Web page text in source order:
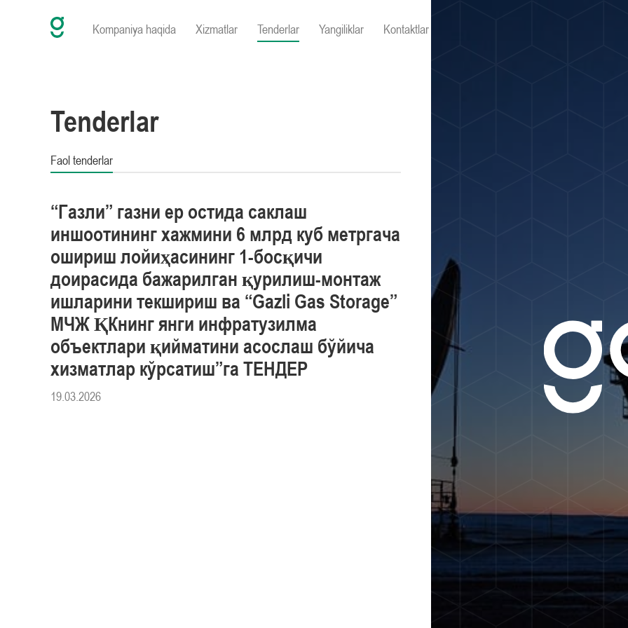
Kompaniya haqida Xizmatlar Tenderlar Yangiliklar Kontaktlar
Tenderlar
Faol tenderlar
“Газли” газни ер остида саклаш
иншоотининг хажмини 6 млрд куб метргача
ошириш лойиҳасининг 1-босқичи
доирасида бажарилган қурилиш-монтаж
ишларини текшириш ва “Gazli Gas Storage”
МЧЖ ҚКнинг янги инфратузилма
объектлари қийматини асослаш бўйича
хизматлар кўрсатиш”га ТЕНДЕР
19.03.2026